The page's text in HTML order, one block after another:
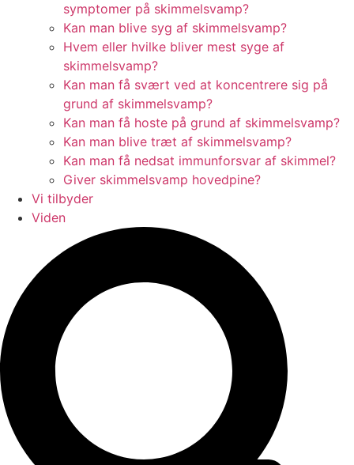
symptomer på skimmelsvamp?
Kan man blive syg af skimmelsvamp?
Hvem eller hvilke bliver mest syge af
skimmelsvamp?
Kan man få svært ved at koncentrere sig på
grund af skimmelsvamp?
Kan man få hoste på grund af skimmelsvamp?
Kan man blive træt af skimmelsvamp?
Kan man få nedsat immunforsvar af skimmel?
Giver skimmelsvamp hovedpine?
Vi tilbyder
Viden